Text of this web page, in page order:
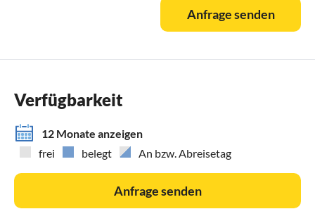
Anfrage senden
Verfügbarkeit
12 Monate anzeigen
frei
belegt An bzw. Abreisetag
Anfrage senden